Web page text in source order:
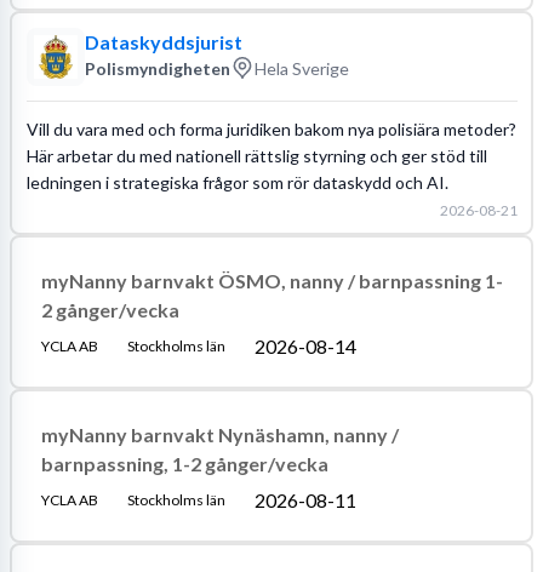
Dataskyddsjurist
Polismyndigheten Hela Sverige
Vill du vara med och forma juridiken bakom nya polisiära metoder?
Här arbetar du med nationell rättslig styrning och ger stöd till
ledningen i strategiska frågor som rör dataskydd och AI.
2026-08-21
myNanny barnvakt ÖSMO, nanny / barnpassning 1-
2 gånger/vecka
YCLA AB Stockholms län 2026-08-14
myNanny barnvakt Nynäshamn, nanny /
barnpassning, 1-2 gånger/vecka
YCLA AB Stockholms län 2026-08-11